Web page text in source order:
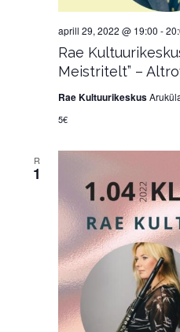
Rae
Meistritelt” –
aprill 29, 2022 @ 19:00 -
Rae Kultuurikeskus
5€
R
1